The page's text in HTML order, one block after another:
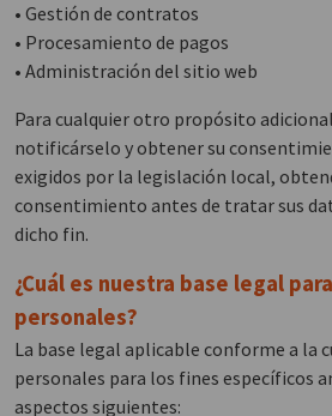
• Gestión de contratos
• Procesamiento de pagos
• Administración del sitio web
Para cualquier otro propósito
notificárselo y obtener su
exigidos por la legislación local,
consentimiento antes de tratar sus
dicho fin.
¿Cuál es nuestra base legal
personales?
La base legal aplicable conforme a la
personales para los fines específicos
aspectos siguientes: